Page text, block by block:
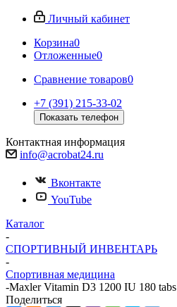
Личный кабинет
Корзина0
Отложенные0
Сравнение товаров0
+7 (391) 215-33-02
Показать телефон
Контактная информация
info@acrobat24.ru
Вконтакте
YouTube
Каталог
-
СПОРТИВНЫЙ ИНВЕНТАРЬ
-
Спортивная медицина
-Maxler Vitamin D3 1200 IU 180 tabs
Поделиться